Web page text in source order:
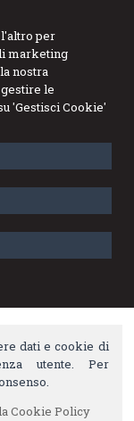
per
marketing
nostra
le
'Gestisci Cookie'
Menu
VB
dati e cookie di
utente. Per
Cookie Policy